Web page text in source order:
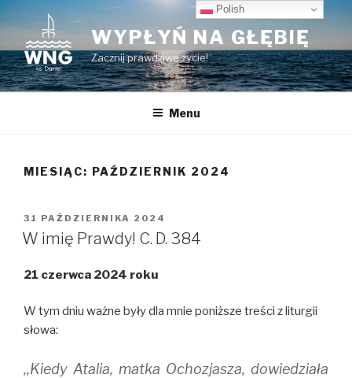
Przeskocz
do
treści
WYPŁYŃ NA GŁĘBIĘ
Zacznij prawdziwe życie!
Menu
MIESIĄC: PAŹDZIERNIK 2024
OPUBLIKOWANE
W
31 PAŹDZIERNIKA 2024
W imię Prawdy! C. D. 384
21 czerwca 2024 roku
W tym dniu ważne były dla mnie poniższe treści z liturgii
słowa:
,,Kiedy Atalia, matka Ochozjasza, dowiedziała
Polish